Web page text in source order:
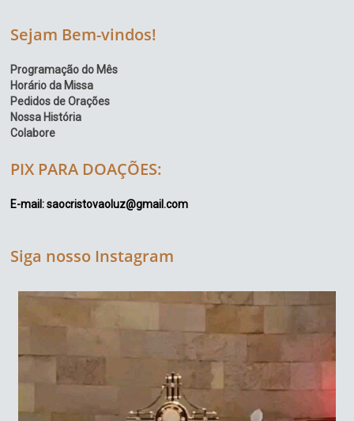
Sejam Bem-vindos!
Programação do Mês
Horário da Missa
Pedidos de Orações
Nossa História
Colabore
PIX PARA DOAÇÕES:
E-mail: saocristovaoluz@gmail.com
Siga nosso Instagram